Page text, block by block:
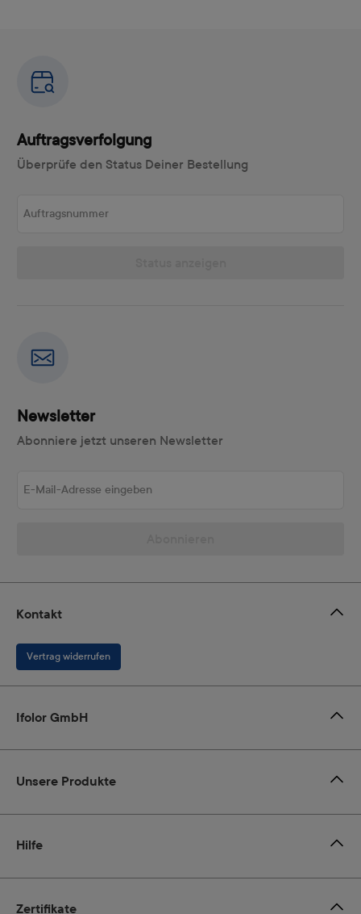
Auftragsverfolgung
Überprüfe den Status Deiner Bestellung
Newsletter
Abonniere jetzt unseren Newsletter
Zertifikate
Kontakt
Vertrag widerrufen
Ifolor GmbH
Unsere Produkte
Hilfe